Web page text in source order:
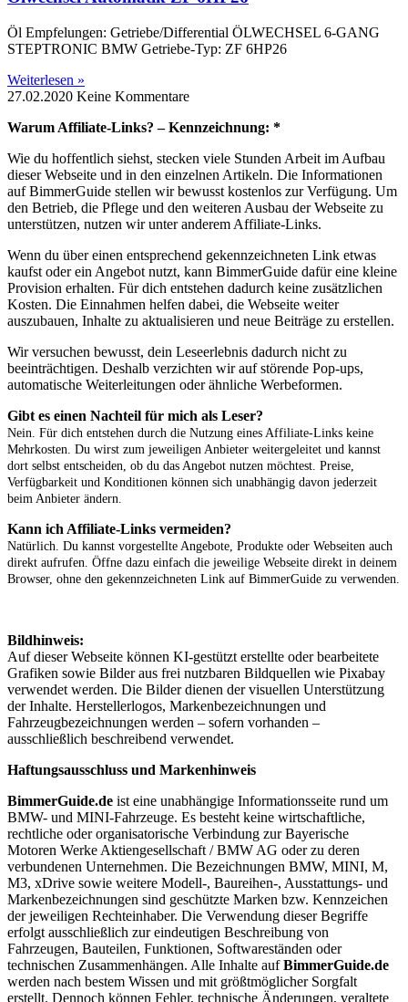
Öl Empfelungen: Getriebe/Differential ÖLWECHSEL 6-GANG
STEPTRONIC BMW Getriebe-Typ: ZF 6HP26
Weiterlesen »
27.02.2020 Keine Kommentare
Warum Affiliate-Links? – Kennzeichnung: *
Wie du hoffentlich siehst, stecken viele Stunden Arbeit im Aufbau
dieser Webseite und in den einzelnen Artikeln. Die Informationen
auf BimmerGuide stellen wir bewusst kostenlos zur Verfügung. Um
den Betrieb, die Pflege und den weiteren Ausbau der Webseite zu
unterstützen, nutzen wir unter anderem Affiliate-Links.
Wenn du über einen entsprechend gekennzeichneten Link etwas
kaufst oder ein Angebot nutzt, kann BimmerGuide dafür eine kleine
Provision erhalten. Für dich entstehen dadurch keine zusätzlichen
Kosten. Die Einnahmen helfen dabei, die Webseite weiter
auszubauen, Inhalte zu aktualisieren und neue Beiträge zu erstellen.
Wir versuchen bewusst, dein Leseerlebnis dadurch nicht zu
beeinträchtigen. Deshalb verzichten wir auf störende Pop-ups,
automatische Weiterleitungen oder ähnliche Werbeformen.
Gibt es einen Nachteil für mich als Leser?
Nein. Für dich entstehen durch die Nutzung eines Affiliate-Links keine
Mehrkosten. Du wirst zum jeweiligen Anbieter weitergeleitet und kannst
dort selbst entscheiden, ob du das Angebot nutzen möchtest. Preise,
Verfügbarkeit und Konditionen können sich unabhängig davon jederzeit
beim Anbieter ändern.
Kann ich Affiliate-Links vermeiden?
Natürlich. Du kannst vorgestellte Angebote, Produkte oder Webseiten auch
direkt aufrufen. Öffne dazu einfach die jeweilige Webseite direkt in deinem
Browser, ohne den gekennzeichneten Link auf BimmerGuide zu verwenden.
Bildhinweis:
Auf dieser Webseite können KI-gestützt erstellte oder bearbeitete
Grafiken sowie Bilder aus frei nutzbaren Bildquellen wie Pixabay
verwendet werden. Die Bilder dienen der visuellen Unterstützung
der Inhalte. Herstellerlogos, Markenbezeichnungen und
Fahrzeugbezeichnungen werden – sofern vorhanden –
ausschließlich beschreibend verwendet.
Haftungsausschluss und Markenhinweis
BimmerGuide.de ist eine unabhängige Informationsseite rund um
BMW- und MINI-Fahrzeuge. Es besteht keine wirtschaftliche,
rechtliche oder organisatorische Verbindung zur Bayerische
Motoren Werke Aktiengesellschaft / BMW AG oder zu deren
verbundenen Unternehmen. Die Bezeichnungen BMW, MINI, M,
M3, xDrive sowie weitere Modell-, Baureihen-, Ausstattungs- und
Markenbezeichnungen sind geschützte Marken bzw. Kennzeichen
der jeweiligen Rechteinhaber. Die Verwendung dieser Begriffe
erfolgt ausschließlich zur eindeutigen Beschreibung von
Fahrzeugen, Bauteilen, Funktionen, Softwareständen oder
technischen Zusammenhängen. Alle Inhalte aufBimmerGuide.de
werden nach bestem Wissen und mit größtmöglicher Sorgfalt
erstellt. Dennoch können Fehler, technische Änderungen, veraltete